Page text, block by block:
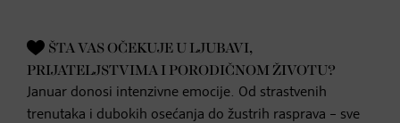
ŠTA VAS OČEKUJE U LJUBAVI,
PRIJATELJSTVIMA I PORODIČNOM ŽIVOTU?
Januar donosi intenzivne emocije. Od strastvenih
trenutaka i dubokih osećanja do žustrih rasprava – sve